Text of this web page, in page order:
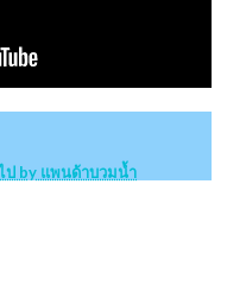
ป by แพนด้าบวมน้ำ